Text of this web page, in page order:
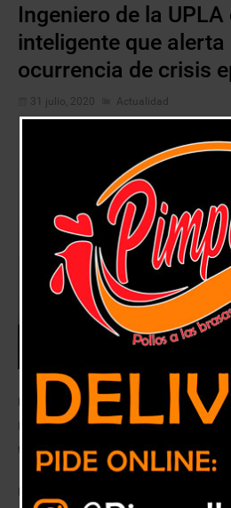
Ingeniero de la
inteligente que alerta
ocurrencia de crisis
31 julio, 2020 Actualidad
Diego Ramírez, que egresó del campus
Informática, desarrolló dispositivo en el
titulación.
La necesidad de otorgar cierto grado de